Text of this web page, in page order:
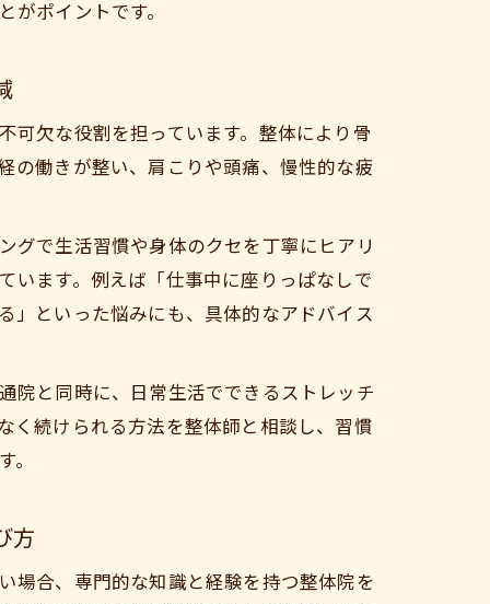
がポイントです。
可欠な役割を担っています。整体により骨
の働きが整い、肩こりや頭痛、慢性的な疲
グで生活習慣や身体のクセを丁寧にヒアリ
います。例えば「仕事中に座りっぱなしで
」といった悩みにも、具体的なアドバイス
院と同時に、日常生活でできるストレッチ
く続けられる方法を整体師と相談し、習慣
。
方
場合、専門的な知識と経験を持つ整体院を